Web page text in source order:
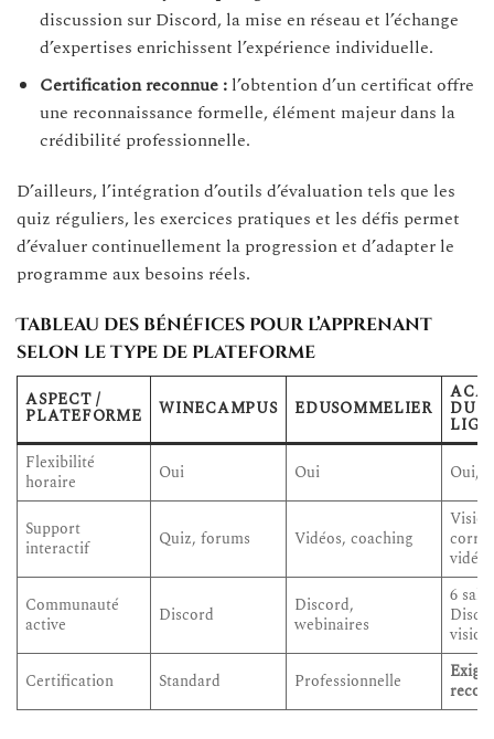
discussion sur Discord, la mise en réseau et l’échange
d’expertises enrichissent l’expérience individuelle.
Certification reconnue :l’obtention d’un certificat offre
une reconnaissance formelle, élément majeur dans la
crédibilité professionnelle.
D’ailleurs, l’intégration d’outils d’évaluation tels que les
quiz réguliers, les exercices pratiques et les défis permet
d’évaluer continuellement la progression et d’adapter le
programme aux besoins réels.
Tableau des bénéfices pour l’apprenant
selon le type de plateforme
ASPECT /
PLATEFORME WINECAMPUS EDUSOMMELIER DU
Flexibilité
horaire
Oui Oui Oui,
Support
interactif
Quiz, forums Vidéos, coaching
vidéos
Communauté
active
Discord
Discord,
webinaires
6
visios
Certification
Standard Professionnelle